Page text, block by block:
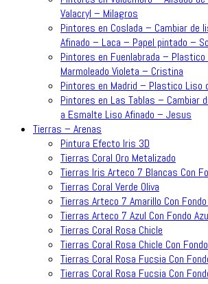
Valacryl – Milagros
Pintores en Coslada – Cambiar de
Afinado – Laca – Papel pintado –
Pintores en Fuenlabrada –
Marmoleado Violeta – Cristina
Pintores en Madrid – Plastico Liso
Pintores en Las Tablas – Cambiar
a Esmalte Liso Afinado – Jesus
Tierras – Arenas
Pintura Efecto Iris 3D
Tierras Coral Oro Metalizado
Tierras Iris Arteco 7 Blancas Con
Tierras Coral Verde Oliva
Tierras Arteco 7 Amarillo Con
Tierras Arteco 7 Azul Con Fondo
Tierras Coral Rosa Chicle
Tierras Coral Rosa Chicle Con
Tierras Coral Rosa Fucsia Con
Tierras Coral Rosa Fucsia Con